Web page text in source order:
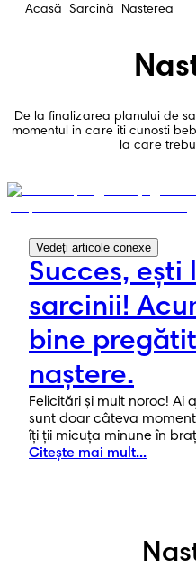
Acasă Sarcină Nasterea
De la finalizarea planului de
momentul in care iti cunosti
la care
Vedeți articole conexe
Succes, ești
sarcinii!
bine
naștere.
Felicitări și mult noroc! Ai
sunt doar câteva
îți ții micuța minune în
binele ție și familiei tale
Citește mai mult...